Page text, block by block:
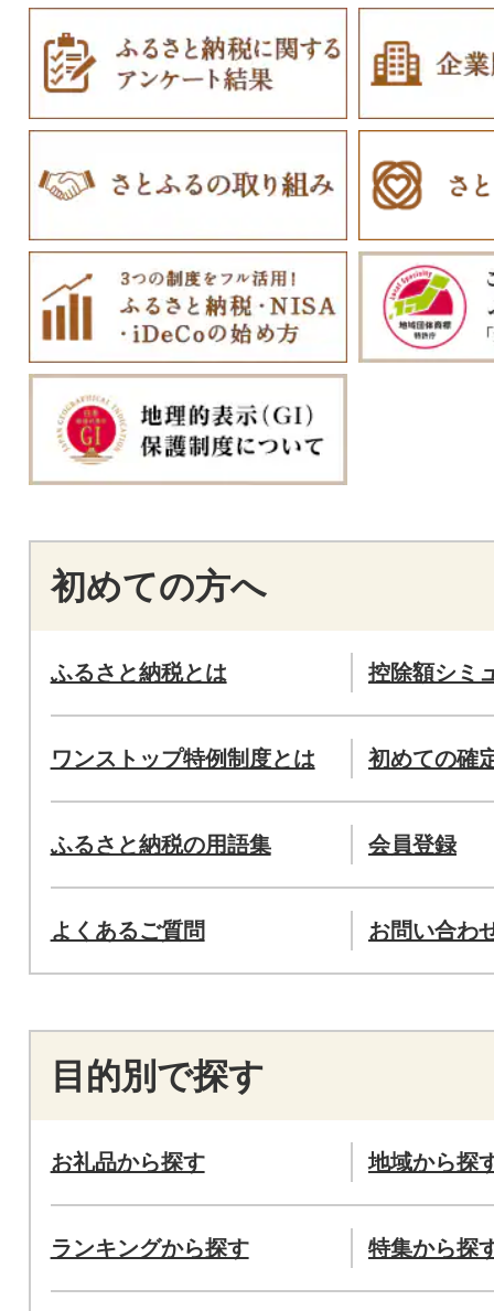
初めての方へ
ふるさと納税とは 控除額シミ
ワンストップ特例制度とは 初めての確
ふるさと納税の用語集 会員登録
よくあるご質問 お問い合わ
目的別で探す
お礼品から探す 地域から探
ランキングから探す 特集から探